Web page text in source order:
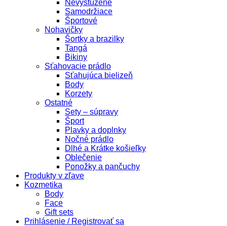
Nevystužené
Samodržiace
Športové
Nohavičky
Šortky a brazilky
Tangá
Bikiny
Sťahovacie prádlo
Sťahujúca bielizeň
Body
Korzety
Ostatné
Sety – súpravy
Šport
Plavky a doplnky
Nočné prádlo
Dlhé a Krátke košieľky
Oblečenie
Ponožky a pančuchy
Produkty v zľave
Kozmetika
Body
Face
Gift sets
Prihlásenie / Registrovať sa